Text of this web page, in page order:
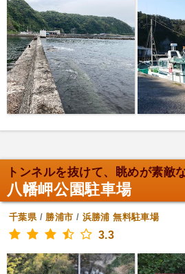
トンネルを抜けて、眺めが素敵
八幡岬公園駐車場
千葉県/ 勝浦市 / 浜勝浦 無料駐車場
3.3